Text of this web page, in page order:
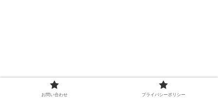
お問い合わせ プライバシーポリシー